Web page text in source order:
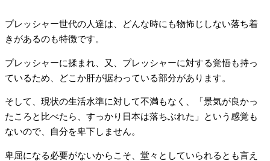
プレッシャー世代の人達は、どんな時にも物怖じしない落ち着
きがあるのも特徴です。
プレッシャーに揉まれ、又、プレッシャーに対する覚悟も持っ
ているため、どこか肝が据わっている部分があります。
そして、現状の生活水準に対して不満もなく、「景気が良かっ
たころと比べたら、すっかり日本は落ちぶれた」という感覚も
ないので、自分を卑下しません。
卑屈になる必要がないからこそ、堂々としていられるとも言え